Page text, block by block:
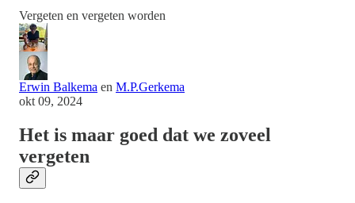
Vergeten en vergeten worden
Erwin Balkema en M.P.Gerkema
okt 09, 2024
Het is maar goed dat we zoveel
vergeten